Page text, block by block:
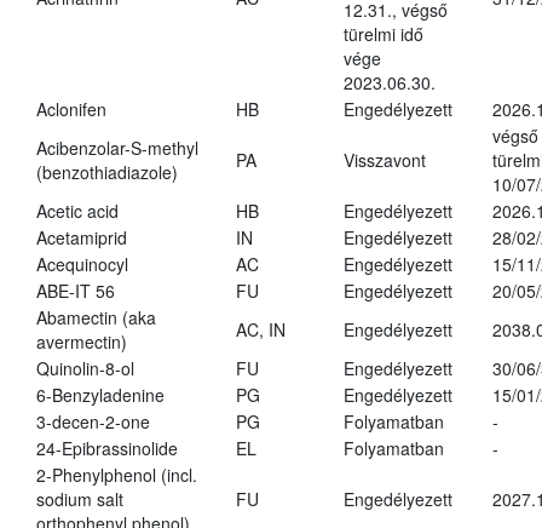
12.31., végső
türelmi idő
vége
2023.06.30.
Aclonifen HB Engedélyezett
Acibenzolar-S-methyl
(benzothiadiazole)
PA Visszavont
végső
10/
Acetic acid
HB Engedélyezett
Acetamiprid
IN Engedélyezett
28/
Acequinocyl
AC Engedélyezett
15/
ABE-IT 56
FU Engedélyezett
20/
Abamectin (aka
avermectin)
AC, IN Engedélyezett
Quinolin-8-ol
FU Engedélyezett
30/
6-Benzyladenine
PG Engedélyezett
15/
3-decen-2-one
PG Folyamatban
-
24-Epibrassinolide
EL Folyamatban
-
2-Phenylphenol (incl.
sodium salt
FU Engedélyezett